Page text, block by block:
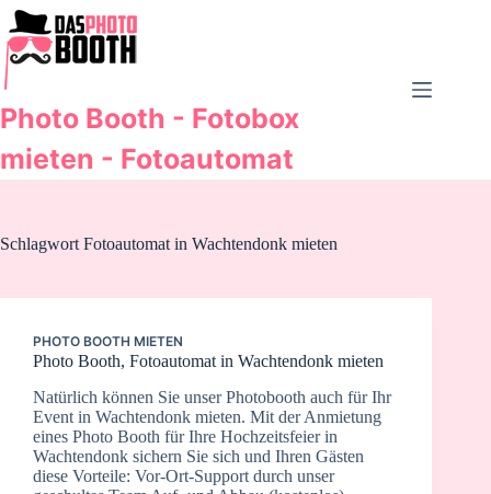
Zum
Inhalt
springen
Photo Booth - Fotobox
mieten - Fotoautomat
Schlagwort Fotoautomat in Wachtendonk mieten
PHOTO BOOTH MIETEN
Photo Booth, Fotoautomat in Wachtendonk mieten
Natürlich können Sie unser Photobooth auch für Ihr
Event in Wachtendonk mieten. Mit der Anmietung
eines Photo Booth für Ihre Hochzeitsfeier in
Wachtendonk sichern Sie sich und Ihren Gästen
diese Vorteile: Vor-Ort-Support durch unser